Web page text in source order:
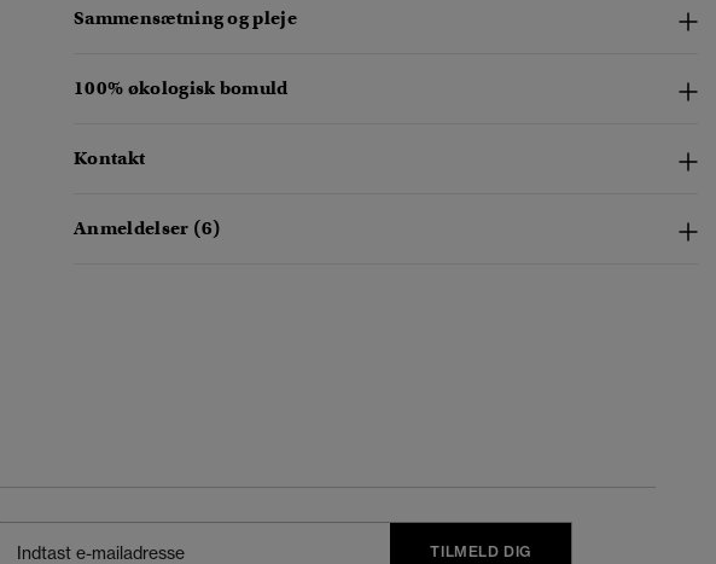
Sammensætning og pleje
100% økologisk bomuld
Kontakt
Anmeldelser (6)
TILMELD DIG